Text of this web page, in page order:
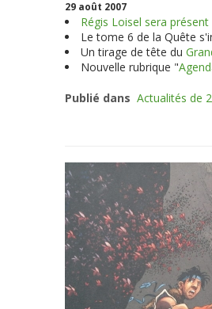
29 août 2007
Régis Loisel sera
Le tome 6 de la Quête
Un tirage de tête du
Nouvelle rubrique "
Publié dans Actualités de